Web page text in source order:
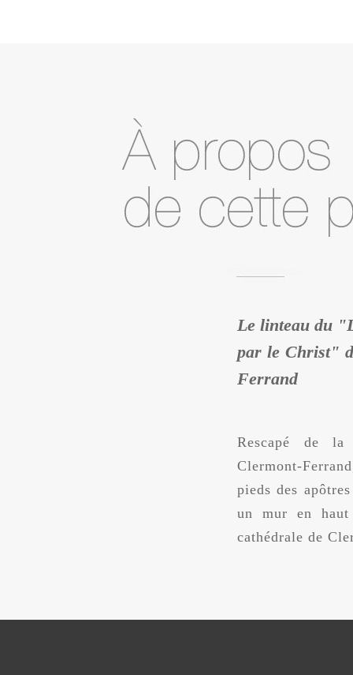
Le linteau du
par le Christ"
Ferrand
Rescapé de la
Clermont-
pieds des
un mur en
cathédrale de